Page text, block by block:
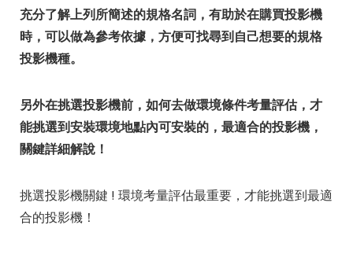
充分了解上列所簡述的規格名詞，有助於在購買投影機
時，可以做為參考依據，方便可找尋到自己想要的規格
投影機種。
另外在挑選投影機前，如何去做環境條件考量評估，才
能挑選到安裝環境地點內可安裝的，最適合的投影機，
關鍵詳細解說！
挑選投影機關鍵 ! 環境考量評估最重要，才能挑選到最適
合的投影機！